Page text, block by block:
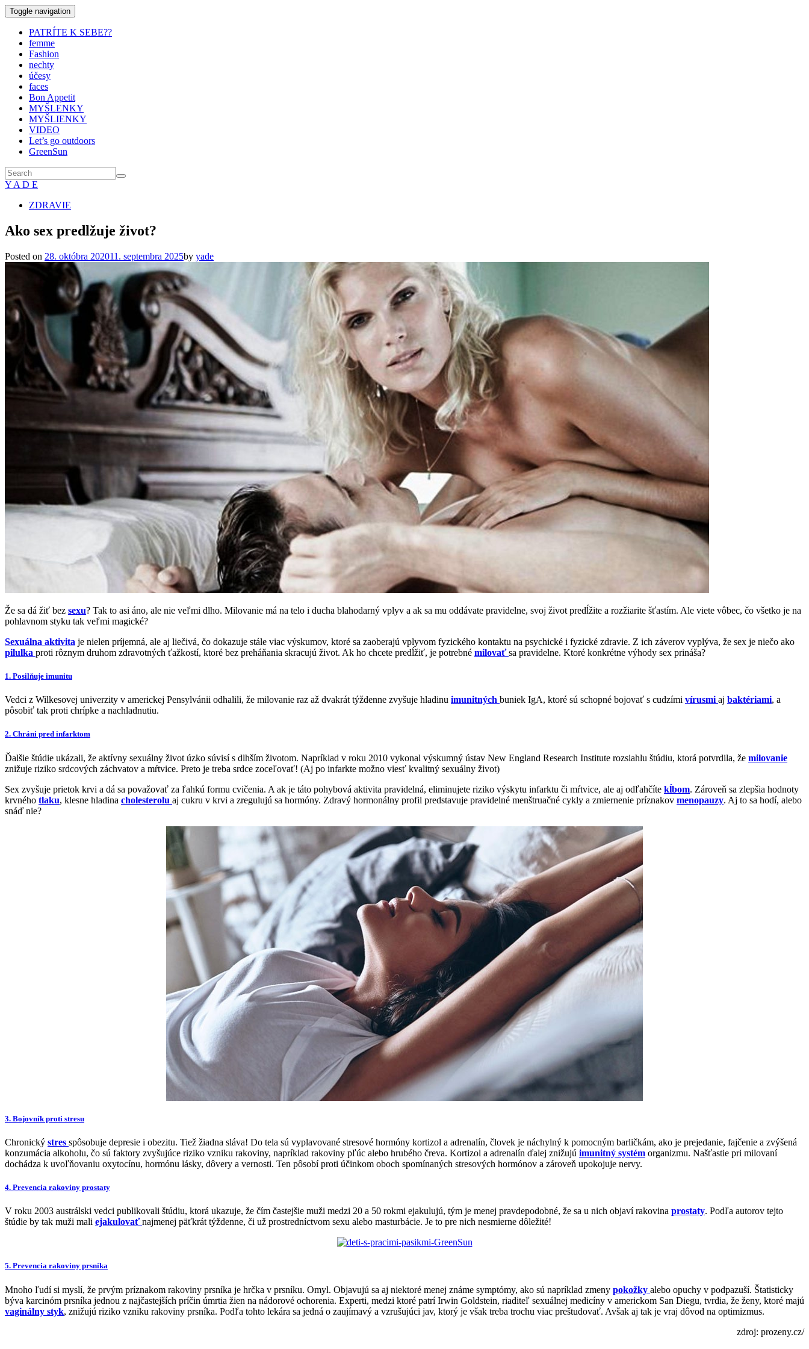
Toggle navigation
PATRÍTE K SEBE??
femme
Fashion
nechty
účesy
faces
Bon Appetit
MYŠLENKY
MYŠLIENKY
VIDEO
Let’s go outdoors
GreenSun
Y A D E
ZDRAVIE
Ako sex predlžuje život?
Posted on 28. októbra 202011. septembra 2025by yade
Že sa dá žiť bez sexu? Tak to asi áno, ale nie veľmi dlho. Milovanie má na telo i ducha blahodarný vplyv a ak sa mu oddávate pravidelne, svoj život predĺžite a rozžiarite šťastím. Ale viete vôbec, čo všetko je na
pohlavnom styku tak veľmi magické?
Sexuálna aktivita je nielen príjemná, ale aj liečivá, čo dokazuje stále viac výskumov, ktoré sa zaoberajú vplyvom fyzického kontaktu na psychické i fyzické zdravie. Z ich záverov vyplýva, že sex je niečo ako
pilulka proti rôznym druhom zdravotných ťažkostí, ktoré bez preháňania skracujú život. Ak ho chcete predĺžiť, je potrebné milovaťsa pravidelne. Ktoré konkrétne výhody sex prináša?
1. Posilňuje imunitu
Vedci z Wilkesovej univerzity v americkej Pensylvánii odhalili, že milovanie raz až dvakrát týždenne zvyšuje hladinu imunitných buniek IgA, ktoré sú schopné bojovať s cudzími vírusmi aj baktériami, a
pôsobiť tak proti chrípke a nachladnutiu.
2. Chráni pred infarktom
Ďalšie štúdie ukázali, že aktívny sexuálny život úzko súvisí s dlhším životom. Napríklad v roku 2010 vykonal výskumný ústav New England Research Institute rozsiahlu štúdiu, ktorá potvrdila, že milovanie
znižuje riziko srdcových záchvatov a mŕtvice. Preto je treba srdce zoceľovať! (Aj po infarkte možno viesť kvalitný sexuálny život)
Sex zvyšuje prietok krvi a dá sa považovať za ľahkú formu cvičenia. A ak je táto pohybová aktivita pravidelná, eliminujete riziko výskytu infarktu či mŕtvice, ale aj odľahčíte kĺbom. Zároveň sa zlepšia hodnoty
krvného tlaku, klesne hladina cholesterolu aj cukru v krvi a zregulujú sa hormóny. Zdravý hormonálny profil predstavuje pravidelné menštruačné cykly a zmiernenie príznakov menopauzy. Aj to sa hodí, alebo
snáď nie?
3. Bojovník proti stresu
Chronický stres spôsobuje depresie i obezitu. Tiež žiadna sláva! Do tela sú vyplavované stresové hormóny kortizol a adrenalín, človek je náchylný k pomocným barličkám, ako je prejedanie, fajčenie a zvýšená
konzumácia alkoholu, čo sú faktory zvyšujúce riziko vzniku rakoviny, napríklad rakoviny pľúc alebo hrubého čreva. Kortizol a adrenalín ďalej znižujú imunitný systém organizmu. Našťastie pri milovaní
dochádza k uvoľňovaniu oxytocínu, hormónu lásky, dôvery a vernosti. Ten pôsobí proti účinkom oboch spomínaných stresových hormónov a zároveň upokojuje nervy.
4. Prevencia rakoviny prostaty
V roku 2003 austrálski vedci publikovali štúdiu, ktorá ukazuje, že čím častejšie muži medzi 20 a 50 rokmi ejakulujú, tým je menej pravdepodobné, že sa u nich objaví rakovina prostaty. Podľa autorov tejto
štúdie by tak muži mali ejakulovaťnajmenej päťkrát týždenne, či už prostredníctvom sexu alebo masturbácie. Je to pre nich nesmierne dôležité!
5. Prevencia rakoviny prsníka
Mnoho ľudí si myslí, že prvým príznakom rakoviny prsníka je hrčka v prsníku. Omyl. Objavujú sa aj niektoré menej známe symptómy, ako sú napríklad zmeny pokožky alebo opuchy v podpazuší. Štatisticky
býva karcinóm prsníka jednou z najčastejších príčin úmrtia žien na nádorové ochorenia. Experti, medzi ktoré patrí Irwin Goldstein, riaditeľ sexuálnej medicíny v americkom San Diegu, tvrdia, že ženy, ktoré majú
vaginálny styk, znižujú riziko vzniku rakoviny prsníka. Podľa tohto lekára sa jedná o zaujímavý a vzrušujúci jav, ktorý je však treba trochu viac preštudovať. Avšak aj tak je vraj dôvod na optimizmus.
zdroj: prozeny.cz/